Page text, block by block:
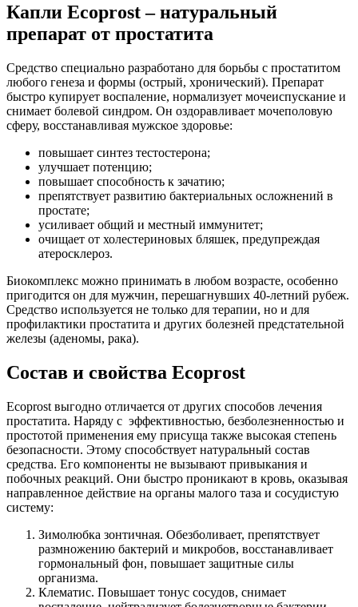
Капли Ecoprost – натуральный
препарат от простатита
Средство специально разработано для борьбы с простатитом
любого генеза и формы (острый, хронический). Препарат
быстро купирует воспаление, нормализует мочеиспускание и
снимает болевой синдром. Он оздоравливает мочеполовую
сферу, восстанавливая мужское здоровье:
повышает синтез тестостерона;
улучшает потенцию;
повышает способность к зачатию;
препятствует развитию бактериальных осложнений в
простате;
усиливает общий и местный иммунитет;
очищает от холестериновых бляшек, предупреждая
атеросклероз.
Биокомплекс можно принимать в любом возрасте, особенно
пригодится он для мужчин, перешагнувших 40-летний рубеж.
Средство используется не только для терапии, но и для
профилактики простатита и других болезней предстательной
железы (аденомы, рака).
Состав и свойства Ecoprost
Ecoprost выгодно отличается от других способов лечения
простатита. Наряду с эффективностью, безболезненностью и
простотой применения ему присуща также высокая степень
безопасности. Этому способствует натуральный состав
средства. Его компоненты не вызывают привыкания и
побочных реакций. Они быстро проникают в кровь, оказывая
направленное действие на органы малого таза и сосудистую
систему:
Зимолюбка зонтичная. Обезболивает, препятствует
размножению бактерий и микробов, восстанавливает
гормональный фон, повышает защитные силы
организма.
Клематис. Повышает тонус сосудов, снимает